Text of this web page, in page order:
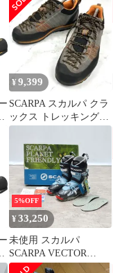
Womens SharkBlue
Radiance ブルー
¥9,399
SCARPA スカルパ クラ
ックス トレッキングシ
ューズ グレー オレンジ
5%OFF
¥33,250
未使用 スカルパ
SCARPA VECTOR
WMN 24.5cm ベクター